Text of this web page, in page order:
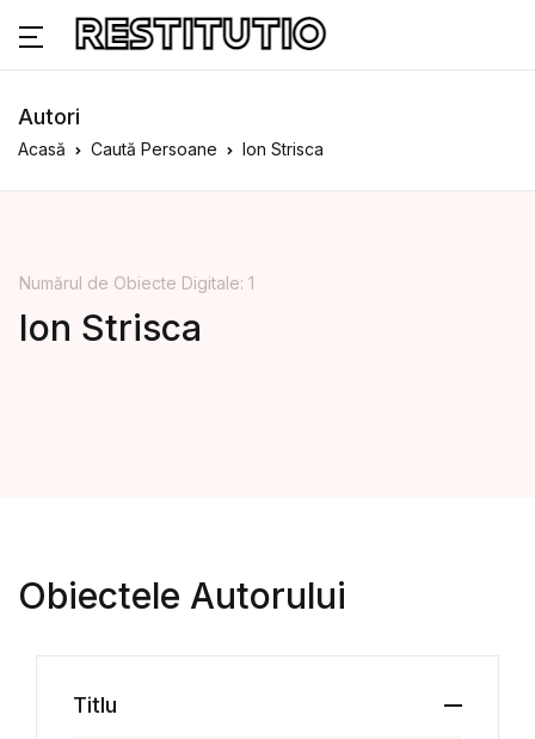
Autori
Acasă Caută Persoane Ion Strisca
Numărul de Obiecte Digitale: 1
Ion Strisca
Obiectele Autorului
Titlu